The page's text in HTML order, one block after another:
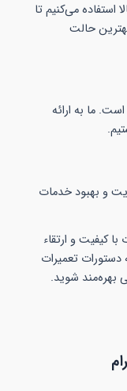
استفاده می‌کنیم تا
حالت
ما به ارائه
و بهبود خدمات
کیفیت و ارتقاء
دستورات تعمیرات
بهره‌مند شوید.